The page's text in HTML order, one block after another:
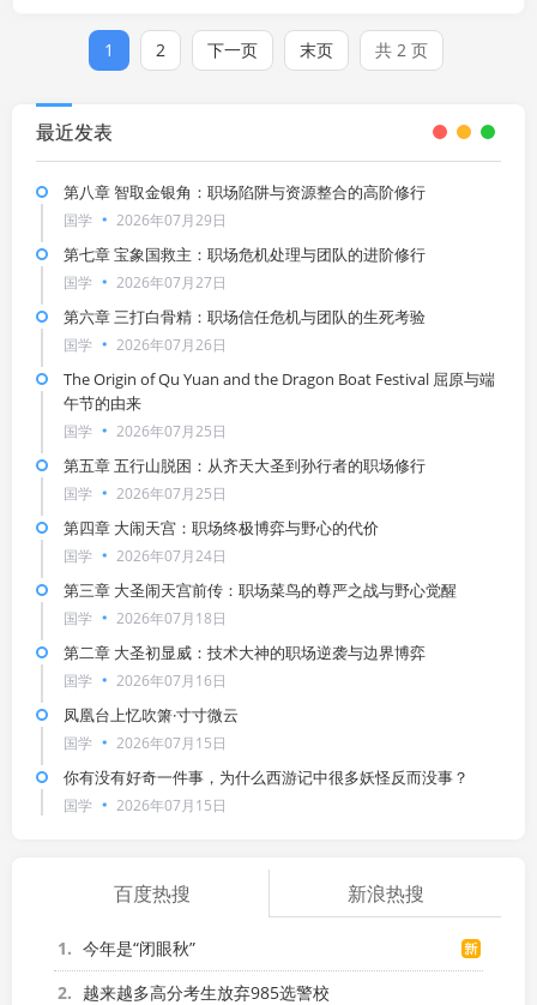
观音三次向太上老君借来，专门设关卡...
1 2 下一页 末页 共 2 页
最近发表
第八章 智取金银角：职场陷阱与资源整合的高阶修行
国学 2026年07月29日
第七章 宝象国救主：职场危机处理与团队的进阶修行
国学 2026年07月27日
第六章 三打白骨精：职场信任危机与团队的生死考验
国学 2026年07月26日
The Origin of Qu Yuan and the Dragon Boat Festival 屈原与端
午节的由来
国学 2026年07月25日
第五章 五行山脱困：从齐天大圣到孙行者的职场修行
国学 2026年07月25日
第四章 大闹天宫：职场终极博弈与野心的代价
国学 2026年07月24日
第三章 大圣闹天宫前传：职场菜鸟的尊严之战与野心觉醒
国学 2026年07月18日
第二章 大圣初显威：技术大神的职场逆袭与边界博弈
国学 2026年07月16日
凤凰台上忆吹箫·寸寸微云
国学 2026年07月15日
你有没有好奇一件事，为什么西游记中很多妖怪反而没事？
国学 2026年07月15日
百度热搜 新浪热搜
1
今年是“闭眼秋”
2
越来越多高分考生放弃985选警校